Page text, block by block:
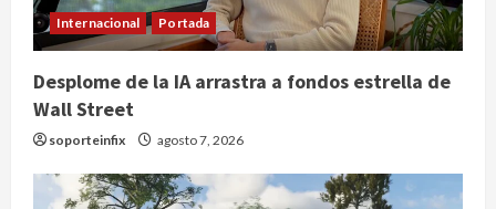
Internacional Portada
Desplome de la IA arrastra a fondos estrella de
Wall Street
soporteinfix agosto 7, 2026
Nacional